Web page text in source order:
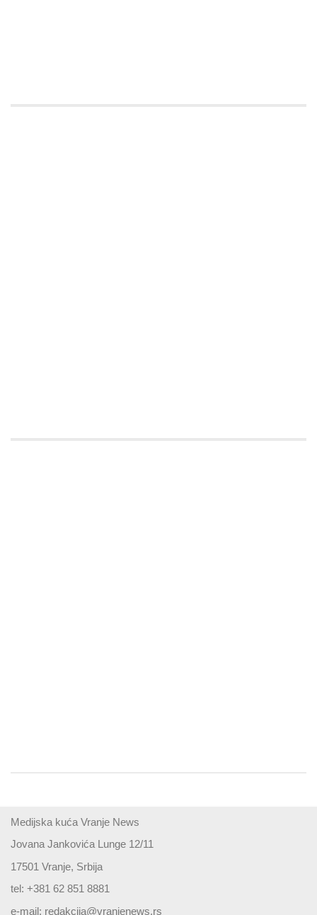
Medijska kuća Vranje News
Jovana Jankovića Lunge 12/11
17501 Vranje, Srbija
tel: +381 62 851 8881
e-mail: redakcija@vranjenews.rs